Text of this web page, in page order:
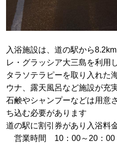
入浴施設は、道の駅から
レ・グラッシア大三島を利用
タラソテラピーを取り入れた
ウナ、露天風呂など施設が充
石鹸やシャンプーなどは用意
ち込む必要があります
道の駅に割引券があり入浴料
営業時間 10：00～20：00